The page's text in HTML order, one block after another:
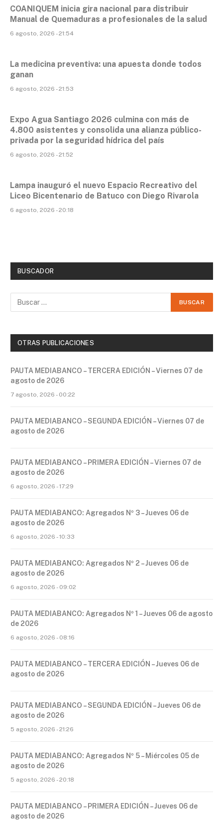
COANIQUEM inicia gira nacional para distribuir
Manual de Quemaduras a profesionales de la salud
6 agosto, 2026 - 21:54
La medicina preventiva: una apuesta donde todos
ganan
6 agosto, 2026 - 21:53
Expo Agua Santiago 2026 culmina con más de
4.800 asistentes y consolida una alianza público-
privada por la seguridad hídrica del país
6 agosto, 2026 - 21:52
Lampa inauguró el nuevo Espacio Recreativo del
Liceo Bicentenario de Batuco con Diego Rivarola
6 agosto, 2026 - 20:18
BUSCADOR
OTRAS PUBLICACIONES
PAUTA MEDIABANCO – TERCERA EDICIÓN – Viernes 07 de
agosto de 2026
7 agosto, 2026 - 00:22
PAUTA MEDIABANCO – SEGUNDA EDICIÓN – Viernes 07 de
agosto de 2026
PAUTA MEDIABANCO – PRIMERA EDICIÓN – Viernes 07 de
agosto de 2026
6 agosto, 2026 - 17:29
PAUTA MEDIABANCO: Agregados Nº 3 – Jueves 06 de
agosto de 2026
6 agosto, 2026 - 10:33
PAUTA MEDIABANCO: Agregados Nº 2 – Jueves 06 de
agosto de 2026
6 agosto, 2026 - 09:02
PAUTA MEDIABANCO: Agregados Nº 1 – Jueves 06 de agosto
de 2026
6 agosto, 2026 - 08:16
PAUTA MEDIABANCO – TERCERA EDICIÓN – Jueves 06 de
agosto de 2026
PAUTA MEDIABANCO – SEGUNDA EDICIÓN – Jueves 06 de
agosto de 2026
5 agosto, 2026 - 21:26
PAUTA MEDIABANCO: Agregados Nº 5 – Miércoles 05 de
agosto de 2026
5 agosto, 2026 - 20:18
PAUTA MEDIABANCO – PRIMERA EDICIÓN – Jueves 06 de
agosto de 2026